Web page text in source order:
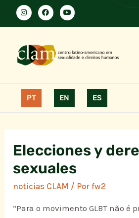
PT EN ES
Elecciones y
sexuales
noticias CLAM / Porfw2
“Para o movimento GLBT não é